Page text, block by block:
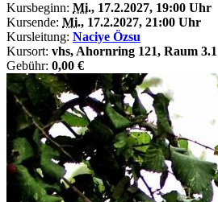
Kursbeginn: Mi., 17.2.2027, 19:00 Uhr
Kursende: Mi., 17.2.2027, 21:00 Uhr
Kursleitung: Naciye Özsu
Kursort: vhs, Ahornring 121, Raum 3.1
Gebühr: 0,00 €